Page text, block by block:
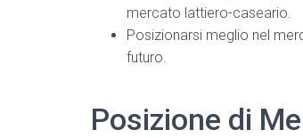
mercato lattiero-caseario.
Posizionarsi meglio nel
futuro.
Posizione di